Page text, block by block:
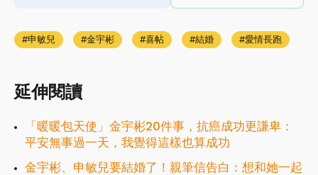
申敏兒 金宇彬 喜帖 結婚 愛情長跑
延伸閱讀
「暖暖包天使」金宇彬20件事，抗癌成功更謙卑：
平安無事過一天，我覺得這樣也算成功
金宇彬、申敏兒要結婚了！親筆信告白：想和她一起